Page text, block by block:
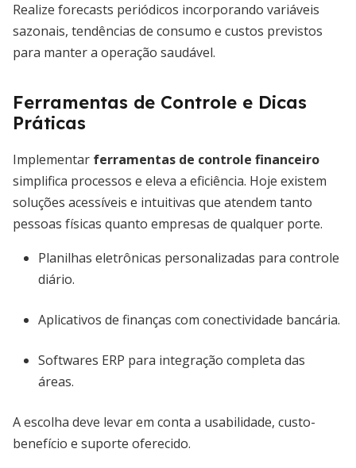
Realize forecasts periódicos incorporando variáveis
sazonais, tendências de consumo e custos previstos
para manter a operação saudável.
Ferramentas de Controle e Dicas
Práticas
Implementar ferramentas de controle financeiro
simplifica processos e eleva a eficiência. Hoje existem
soluções acessíveis e intuitivas que atendem tanto
pessoas físicas quanto empresas de qualquer porte.
Planilhas eletrônicas personalizadas para controle
diário.
Aplicativos de finanças com conectividade bancária.
Softwares ERP para integração completa das
áreas.
A escolha deve levar em conta a usabilidade, custo-
benefício e suporte oferecido.